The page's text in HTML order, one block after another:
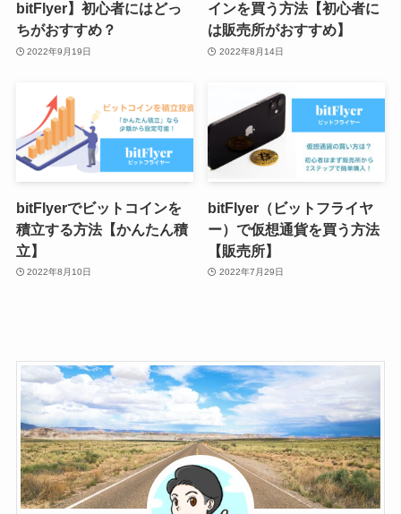
bitFlyer】初心者にはどっ
ちがおすすめ？
2022年9月19日
インを買う方法【初心者に
は販売所がおすすめ】
2022年8月14日
bitFlyerでビットコインを
積立する方法【かんたん積
立】
2022年8月10日
bitFlyer（ビットフライヤ
ー）で仮想通貨を買う方法
【販売所】
2022年7月29日